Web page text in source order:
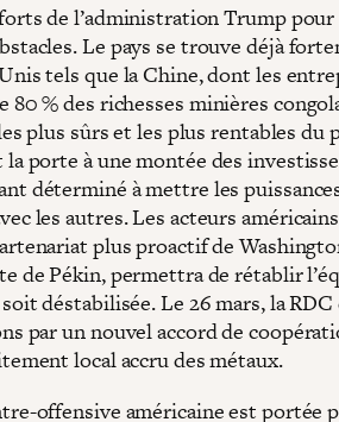
de l’administration Trump pour
Le pays se trouve déjà
tels que la Chine, dont les
80 % des richesses minières
plus sûrs et les plus rentables du
porte à une montée des
déterminé à mettre les
les autres. Les acteurs
plus proactif de
de Pékin, permettra de rétablir
déstabilisée. Le 26 mars, la
par un nouvel accord de
local accru des métaux.
offensive américaine est portée